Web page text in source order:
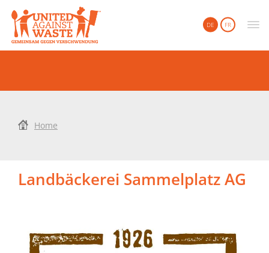
DE FR
Home
Landbäckerei Sammelplatz AG